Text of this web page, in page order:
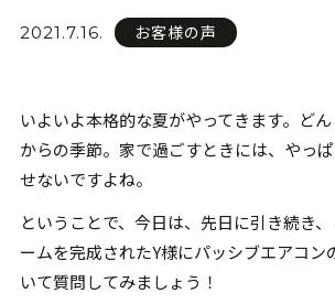
2021.7.16. お客様の声
いよいよ本格的な夏がやってきます。ど
からの季節。家で過ごすときには、やっ
せないですよね。
ということで、今日は、先日に引き続き
ームを完成されたY様にパッシブエアコン
いて質問してみましょう！